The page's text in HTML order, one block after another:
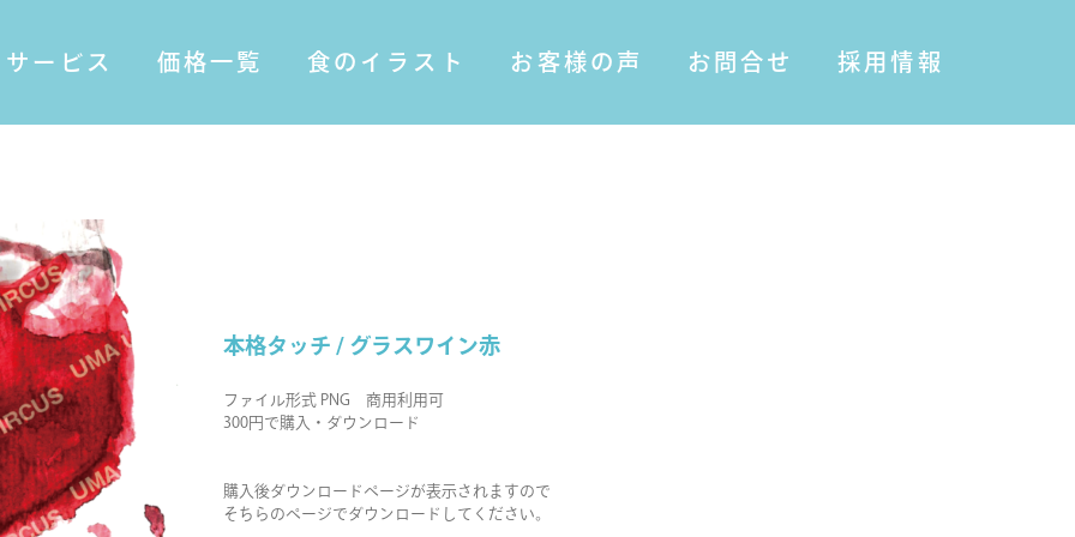
サービス 価格一覧 食のイラスト お客様の声 お問合せ 採用情報
本格タッチ / グラスワイン赤
ファイル形式 PNG 商用利用可
300円で購入・ダウンロード
購入後ダウンロードページが表示されますので
そちらのページでダウンロードしてください。